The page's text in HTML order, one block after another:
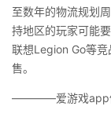
至数年的物流规划
持地区的玩家可能
联想Legion Go等
售。
————爱游戏app